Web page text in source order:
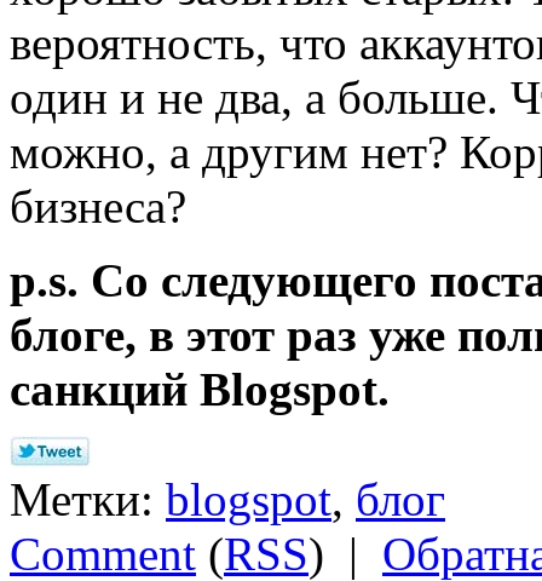
вероятность, что
один и не два, а больше.
можно, а другим нет?
бизнеса?
p.s. Со следующего
блоге, в этот раз уже
санкций Blogspot.
Метки: blogspot, блог
Comment (RSS) |